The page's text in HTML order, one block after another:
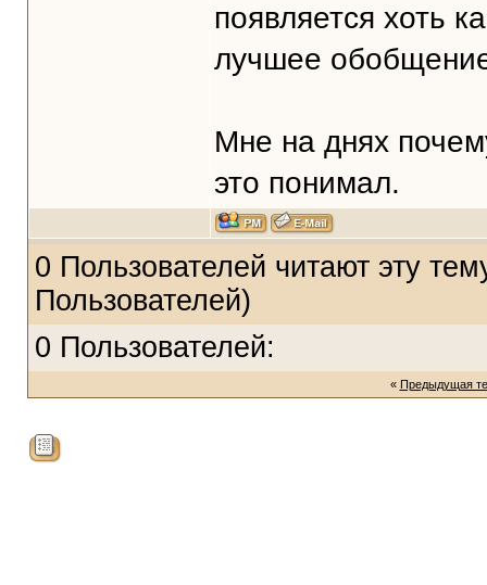
появляется хоть
лучшее обобщение
Мне на днях
это понимал.
0 Пользователей читают эту
Пользователей)
0 Пользователей:
« Предыдущая